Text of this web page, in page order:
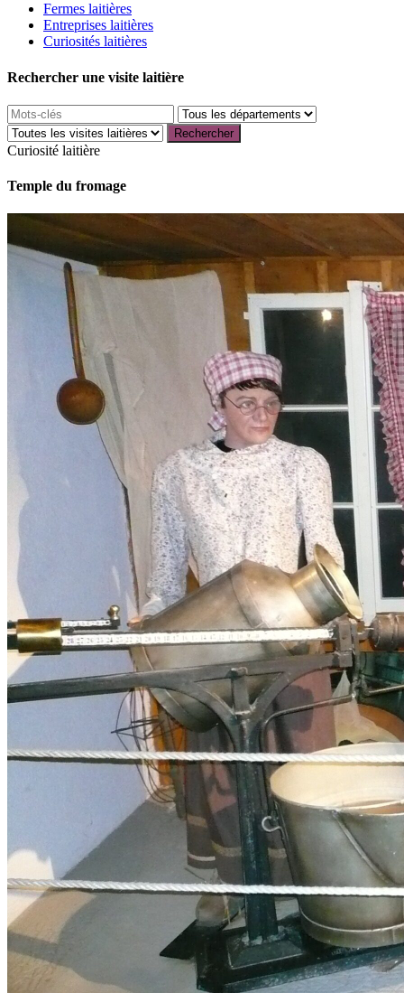
Fermes laitières
Entreprises laitières
Curiosités laitières
Rechercher une visite laitière
Curiosité laitière
Temple du fromage